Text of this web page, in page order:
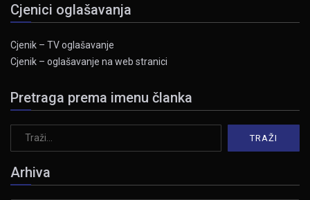
Cjenici oglašavanja
Cjenik – TV oglašavanje
Cjenik – oglašavanje na web stranici
Pretraga prema imenu članka
Arhiva